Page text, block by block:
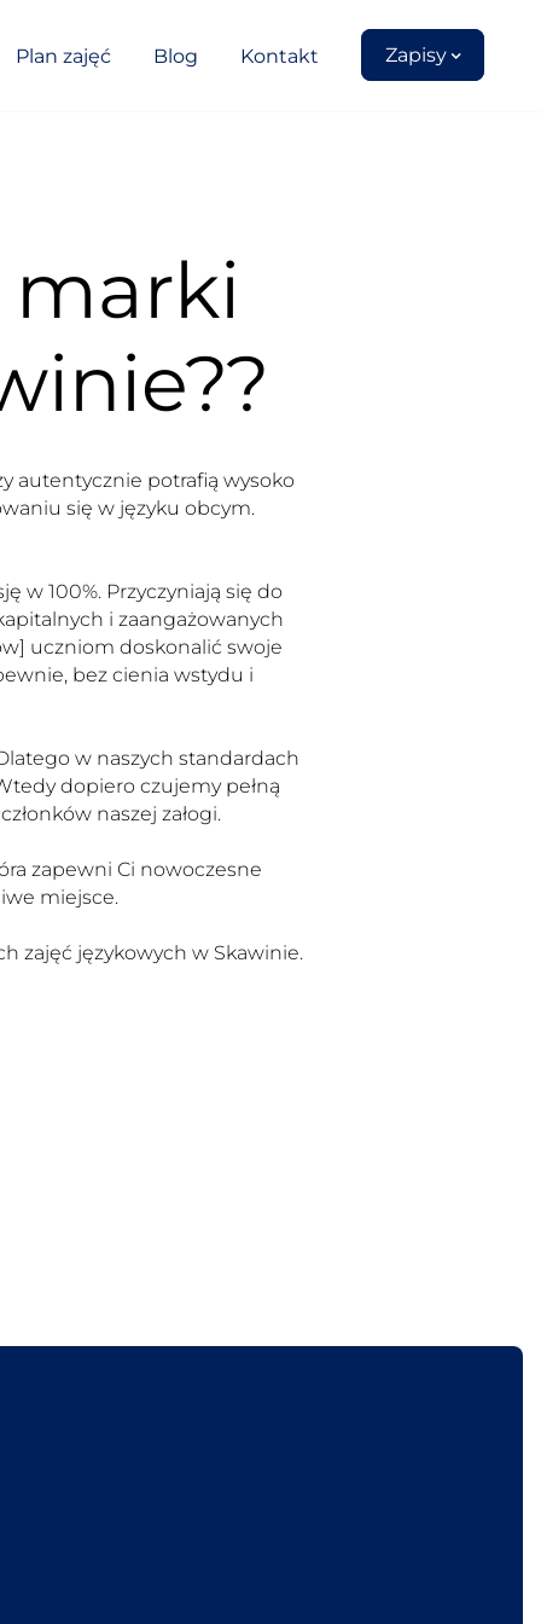
Plan zajęć Blog Kontakt Zapisy
marki
autentycznie potrafią wysoko
się w języku obcym.
w 100%. Przyczyniają się do
i zaangażowanych
uczniom doskonalić swoje
bez cienia wstydu i
w naszych standardach
dopiero czujemy pełną
naszej załogi.
zapewni Ci nowoczesne
miejsce.
zajęć językowych w Skawinie.